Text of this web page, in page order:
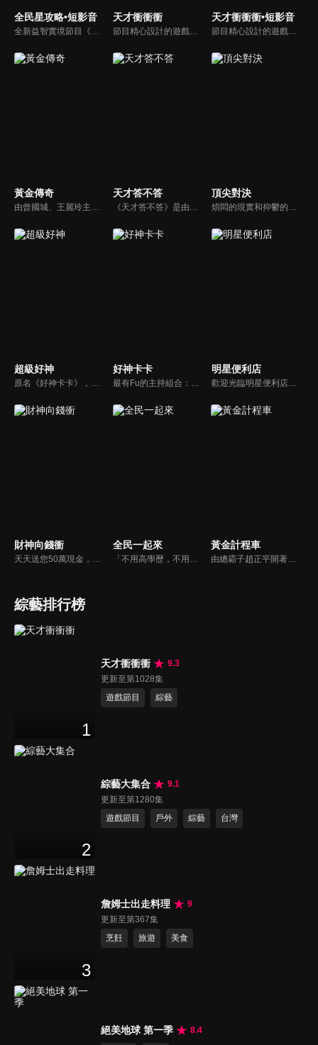
全民星攻略•短影音 天才衝衝衝
節目精心設計的遊戲內容，包括深受觀眾喜愛並且火紅於各大專院校的【TEMPO系列】，考驗藝人用肢體表達能力以及聯想能力的【你是WORD演】、【會演是英雄】，考驗英文程度的【EAR傳耳ABC】，超簡單、超爆笑的【看你怎麼說】，以及考驗藝人反應、機智以及隊友默契的【不可能的默契】等單元，逗趣又爆笑！
天才衝衝衝•短影音
節目精心設計的遊戲內容，包括深受觀眾喜愛並且火紅於各大專院校的【TEMPO系列】，考驗藝人用肢體表達能力以及聯想能力的【你是WORD演】、【會演是英雄】，考驗英文程度的【EAR傳耳ABC】，超簡單、超爆笑的【看你怎麼說】，以及考驗藝人反應、機智以及隊友默契的【不可能的默契】等單元，逗趣又爆笑！
黃金傳奇
由曾國城、王麗玲主持，許多人記憶中的經典外景綜藝節目之一。每次闖關成功的隊伍，可獲得藏寶圖；拼湊出完整藏寶圖者，可憑著藏寶圖提示至寶箱放置處；最後以正確寶箱之正確答案鑰匙開啟成功者，除隊長本身外的每位參賽者，即可獲得價值新台幣5萬元之黃金金牌。
天才答不答
《天才答不答》是由吳宗憲和吳怡霈共同主持的益智節目。節目設立高額的獎金來考驗藝人們真實的人性，同時將題目立體化，讓你身歷其境去冒險答題。更有哪些出乎意料的處罰，讓藝人羞愧的不想再答錯！一個最接近「人性」與「真實」的益智節目，現在就讓吳宗憲帶你輕鬆玩轉知識。
頂尖對決
煩悶的現實和抑鬱的社會，你需要的就是笑、大聲笑、開口笑，《頂尖對決》就要你笑到落ㄟ骸，最具綜藝實力的庹宗康，和喜感十足的納豆各自領軍對抗，藝人搞笑pk笑果十足，《頂尖對決》讓你忘掉一週煩惱！
超級好神
原名《好神卡卡》，後改名為《超級好神》，是一檔益智類綜藝節目，由「A咖天王」徐乃麟搭配黃鐙輝主持。「好神智慧王」、「好神記憶王」、「誰是爆點王」、「好神送好禮」四個單元，讓來賓一較高下。比反應，比記憶，比機智，比膽識，幸運女神的眷顧與遠離永遠都是個未知數！
好神卡卡
最有Fu的主持組合：「A咖天王」徐乃麟+「好神天心」朱芯儀+「真理大學校花」洪棠+「台大獸醫碩士」LYDIA。遊戲的層層關卡，來賓必須要和主持人比反應，比記憶，比機智，比膽識，幸運女神的眷顧與遠離永遠都是個未知數！
明星便利店
歡迎光臨明星便利店！你覺得便利店裡面有什麼？關東煮？茶葉蛋？還是讓你尖叫的大明星？一家擁有明星的便利店，到底有多稀奇，你會不會想要光臨呢？
財神向錢衝
天天送您50萬現金，還有汽車大獎！不考智力、體力，挑戰家人、同事、同學、朋友互相了解的成渡和共同生活經驗。快來參加《財神向前衝》大獎通通送給您。
全民一起來
「不用高學歷，不用會答題，全民一起來，獎金拿不完！」《全民一起來》是一檔結合手機遊戲的大型現場直播益智節目，「記憶、觀察、反應、平衡、敏捷...」，多道關卡考驗挑戰者的多元智能及體能，見證藝人明星各項不可思議的挑戰。
黃金計程車
由總霸子趙正平開著計程車在街頭隨機找尋搭車路人，進行機智問答，如果十題答對就可以拿走金元寶！如果沒有答對，就把當前獎金減一個0然後發放！另外節目中總霸子趙正平還會帶我們遍尋美食名景。
綜藝排行榜
1
天才衝衝衝
9.3
更新至第1028集
遊戲節目
綜藝
2
綜藝大集合
9.1
更新至第1280集
遊戲節目
戶外 綜藝 台灣
3
詹姆士出走料理
9
更新至第367集
烹飪
旅遊 美食
絕美地球 第一季 8.4